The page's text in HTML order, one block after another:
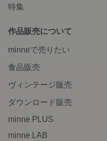
特集
作品販売について
minneで売りたい
食品販売
ヴィンテージ販売
ダウンロード販売
minne PLUS
minne LAB